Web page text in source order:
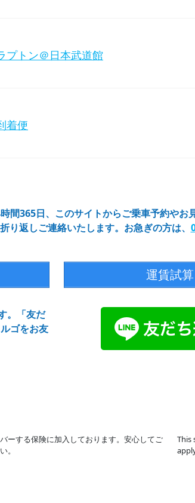
プトン＠日本武道館
着便
間365日、このサイトからご乗車予約やお
り返しご連絡いたします。お急ぎの方は、
運賃試算
。「友だ
ゴをお友
ーする保険に加入しております。安心してご
。
This